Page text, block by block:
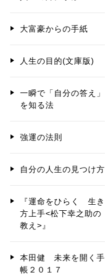
大富豪からの手紙
人生の目的(文庫版)
一瞬で「自分の答え」
を知る法
強運の法則
自分の人生の見つけ方
『運命をひらく 生き
方上手<松下幸之助の
教え>』
本田健 未来を開く手
帳２０１７